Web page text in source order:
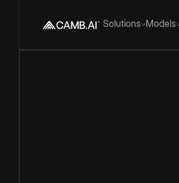
Solutions Models